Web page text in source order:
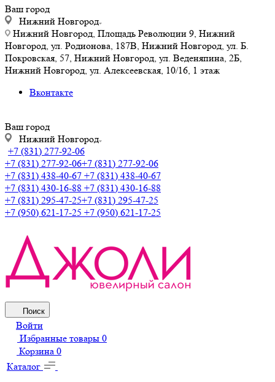
Ваш город
Нижний Новгород
Нижний Новгород, Площадь Революции 9, Нижний
Новгород, ул. Родионова, 187В, Нижний Новгород, ул. Б.
Покровская, 57, Нижний Новгород, ул. Веденяпина, 2Б,
Нижний Новгород, ул. Алексеевская, 10/16, 1 этаж
Вконтакте
Ваш город
Нижний Новгород
+7 (831) 277-92-06
+7 (831) 277-92-06+7 (831) 277-92-06
+7 (831) 438-40-67 +7 (831) 438-40-67
+7 (831) 430-16-88 +7 (831) 430-16-88
+7 (831) 295-47-25+7 (831) 295-47-25
+7 (950) 621-17-25 +7 (950) 621-17-25
Поиск
Войти
Избранные товары 0
Корзина 0
Каталог